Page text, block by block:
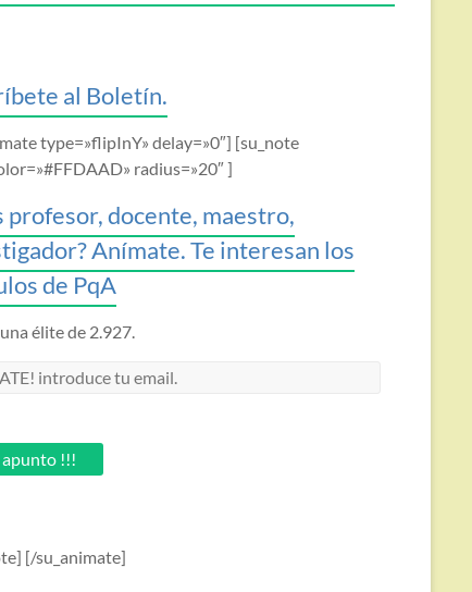
al Boletín.
type=»flipInY» delay=»0″] [su_note
radius=»20″ ]
profesor, docente, maestro,
Anímate. Te interesan los
de PqA
élite de 2.927.
!!!
[/su_animate]